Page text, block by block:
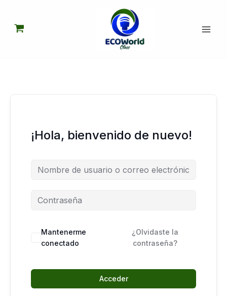
contenido
¡Hola, bienvenido de nuevo!
Mantenerme
conectado
¿Olvidaste la
contraseña?
Acceder